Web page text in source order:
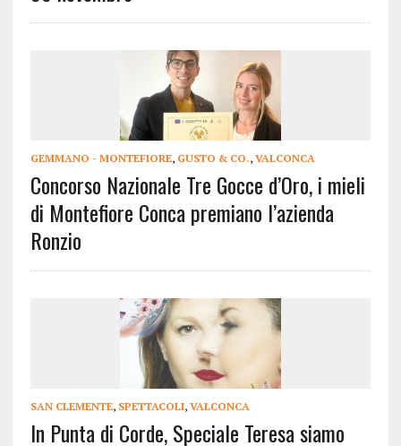
GEMMANO - MONTEFIORE, GUSTO & CO., VALCONCA
Concorso Nazionale Tre Gocce d’Oro, i mieli
di Montefiore Conca premiano l’azienda
Ronzio
SAN CLEMENTE, SPETTACOLI, VALCONCA
In Punta di Corde, Speciale Teresa siamo